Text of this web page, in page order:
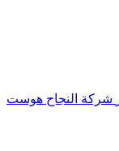
شركة النجاح هوست